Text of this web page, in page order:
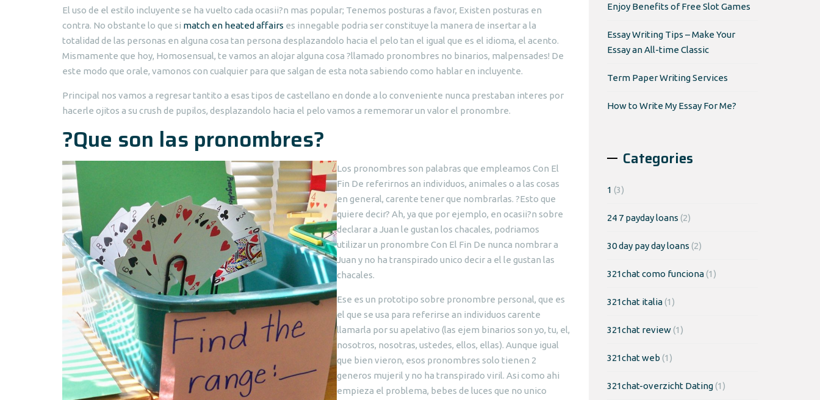
El uso de el estilo incluyente se ha vuelto cada ocasii?n mas popular; Tenemos posturas a favor, Existen posturas en
contra. No obstante lo que si match en heated affairs es innegable podria ser constituye la manera de insertar a la
totalidad de las personas en alguna cosa tan persona desplazandolo hacia el pelo tan el igual que es el idioma, el acento.
Mismamente que hoy, Homosensual, te vamos an alojar alguna cosa ?llamado pronombres no binarios, malpensades! De
este modo que orale, vamonos con cualquier para que salgan de esta nota sabiendo como hablar en incluyente.
Principal nos vamos a regresar tantito a esas tipos de castellano en donde a lo conveniente nunca prestaban interes por
hacerle ojitos a su crush de pupilos, desplazandolo hacia el pelo vamos a rememorar un valor el pronombre.
?Que son las pronombres?
Los pronombres son palabras que empleamos Con El
Fin De referirnos an individuos, animales o a las cosas
en general, carente tener que nombrarlas. ?Esto que
quiere decir? Ah, ya que por ejemplo, en ocasii?n sobre
declarar a Juan le gustan los chacales, podriamos
utilizar un pronombre Con El Fin De nunca nombrar a
Juan y no ha transpirado unico decir a el le gustan las
chacales.
Ese es un prototipo sobre pronombre personal, que es
el que se usa para referirse an individuos carente
llamarla por su apelativo (las ejem binarios son yo, tu, el,
nosotros, nosotras, ustedes, ellos, ellas). Aunque igual
que bien vieron, esos pronombres solo tienen 2
generos mujeril y no ha transpirado viril. Asi como ahi
empieza el problema, bebes de luces que no unico
Enjoy Benefits of Free Slot Games
Essay Writing Tips – Make Your
Essay an All-time Classic
Term Paper Writing Services
How to Write My Essay For Me?
Categories
1 (3)
24 7 payday loans (2)
30 day pay day loans (2)
321chat como funciona(1)
321chat italia(1)
321chat review(1)
321chat web (1)
321chat-overzicht Dating(1)